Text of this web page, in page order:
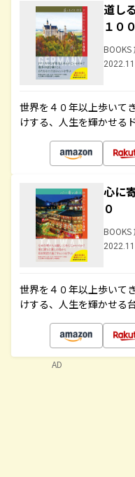
道し
１００
BOOKS
世界を４０年以上歩いて
けする、人生を輝かせる
心に
０
BOOKS
世界を４０年以上歩いて
けする、人生を輝かせる
AD